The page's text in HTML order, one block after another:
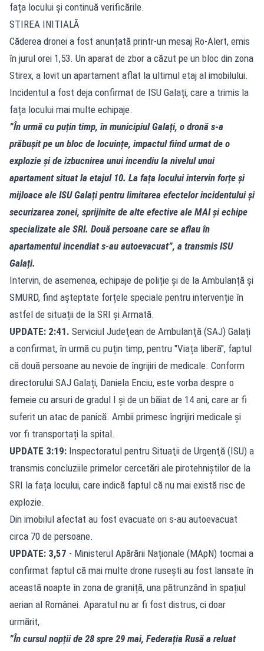
fața locului și continuă verificările.
STIREA INITIALĂ
Căderea dronei a fost anunțată printr-un mesaj Ro-Alert, emis
în jurul orei 1,53. Un aparat de zbor a căzut pe un bloc din zona
Stirex, a lovit un apartament aflat la ultimul etaj al imobilului.
Incidentul a fost deja confirmat de ISU Galați, care a trimis la
fața locului mai multe echipaje.
”În urmă cu puțin timp, în municipiul Galați, o dronă s-a
prăbușit pe un bloc de locuințe, impactul fiind urmat de o
explozie și de izbucnirea unui incendiu la nivelul unui
apartament situat la etajul 10. La fața locului intervin forțe și
mijloace ale ISU Galați pentru limitarea efectelor incidentului și
securizarea zonei, sprijinite de alte efective ale MAI și echipe
specializate ale SRI. Două persoane care se aflau în
apartamentul incendiat s-au autoevacuat”, a transmis ISU
Galați.
Intervin, de asemenea, echipaje de poliție și de la Ambulanță și
SMURD, find așteptate forțele speciale pentru intervenție în
astfel de situații de la SRI și Armată.
UPDATE: 2:41. Serviciul Judeţean de Ambulanţă (SAJ) Galați
a confirmat, în urmă cu puțin timp, pentru "Viața liberă", faptul
că două persoane au nevoie de îngrijiri de medicale. Conform
directorului SAJ Galați, Daniela Enciu, este vorba despre o
femeie cu arsuri de gradul I și de un băiat de 14 ani, care ar fi
suferit un atac de panică. Ambii primesc îngrijiri medicale și
vor fi transportați la spital.
UPDATE 3:19: Inspectoratul pentru Situaţii de Urgenţă (ISU) a
transmis concluziile primelor cercetări ale pirotehniștilor de la
SRI la fața locului, care indică faptul că nu mai există risc de
explozie.
Din imobilul afectat au fost evacuate ori s-au autoevacuat
circa 70 de persoane.
UPDATE: 3,57 - Ministerul Apărării Naționale (MApN) tocmai a
confirmat faptul că mai multe drone rusești au fost lansate în
această noapte în zona de graniță, una pătrunzând în spațiul
aerian al Românei. Aparatul nu ar fi fost distrus, ci doar
urmărit,
”În cursul nopții de 28 spre 29 mai, Federația Rusă a reluat